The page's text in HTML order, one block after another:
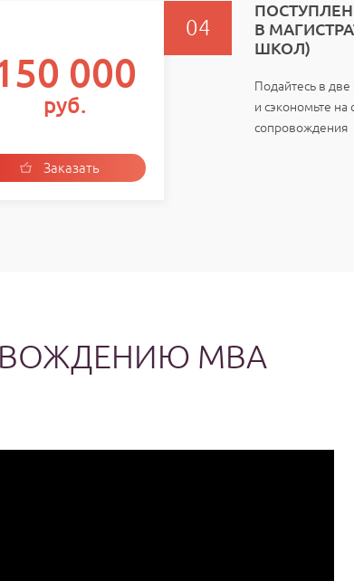
000
руб.
В
ШКОЛ)
Подайтесь в
и сэкономьте на
сопровождения
MBA